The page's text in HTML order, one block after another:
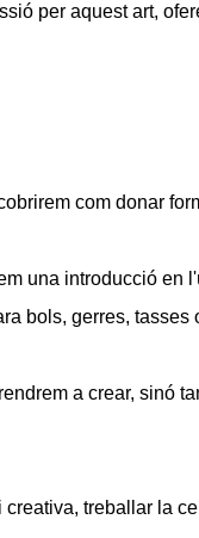
per aquest art,
com donar
una introducció en
bols, gerres, tasses
a crear, sinó
treballar la